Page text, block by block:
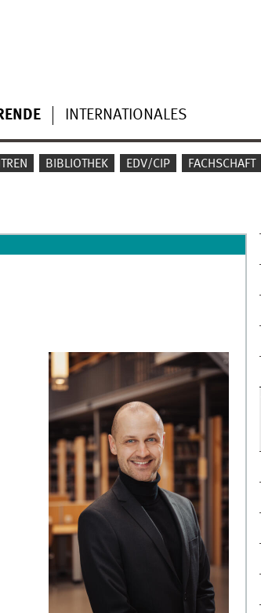
INTERNATIONALES
BIBLIOTHEK EDV/CIP FACHSCHAFT